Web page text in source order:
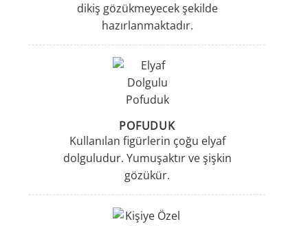
dikiş gözükmeyecek şekilde
hazırlanmaktadır.
POFUDUK
Kullanılan figürlerin çoğu elyaf
dolguludur. Yumuşaktır ve şişkin
gözükür.